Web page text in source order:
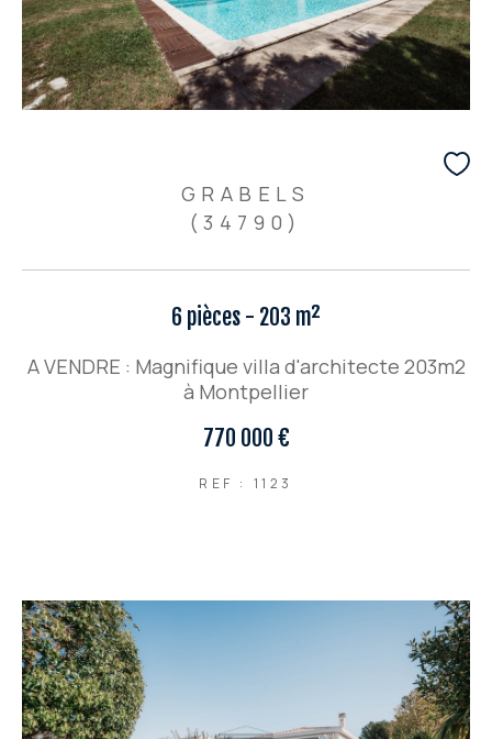
GRABELS
(34790)
6 pièces - 203 m²
A VENDRE : Magnifique villa d'architecte 203m2
à Montpellier
770 000 €
REF : 1123